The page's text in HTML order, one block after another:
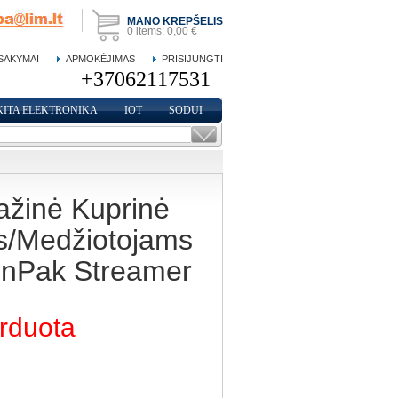
MANO KREPŠELIS
0 items: 0,00 €
APMOKĖJIMAS PRISIJUNGTI
ELEKTRONIKA IOT SODUI
Kuprinė
Medžiotojams
Streamer